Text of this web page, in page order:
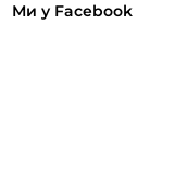
Ми у Facebook